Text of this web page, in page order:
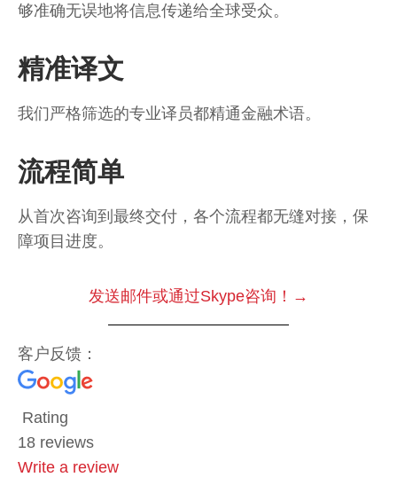
够准确无误地将信息传递给全球受众。
精准译文
我们严格筛选的专业译员都精通金融术语。
流程简单
从首次咨询到最终交付，各个流程都无缝对接，保
障项目进度。
发送邮件或通过Skype咨询！→
客户反馈：
Rating
18 reviews
Write a review